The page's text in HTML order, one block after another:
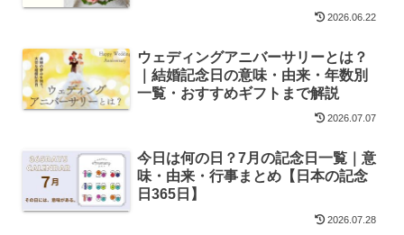
2026.06.22
ウェディングアニバーサリーとは？
｜結婚記念日の意味・由来・年数別
一覧・おすすめギフトまで解説
2026.07.07
今日は何の日？7月の記念日一覧｜意
味・由来・行事まとめ【日本の記念
日365日】
2026.07.28